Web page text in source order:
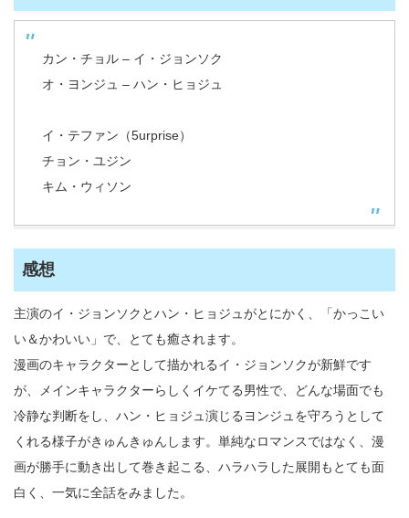
カン・チョル – イ・ジョンソク
オ・ヨンジュ – ハン・ヒョジュ
イ・テファン（5urprise）
チョン・ユジン
キム・ウィソン
感想
主演のイ・ジョンソクとハン・ヒョジュがとにかく、「かっこい
い＆かわいい」で、とても癒されます。
漫画のキャラクターとして描かれるイ・ジョンソクが新鮮です
が、メインキャラクターらしくイケてる男性で、どんな場面でも
冷静な判断をし、ハン・ヒョジュ演じるヨンジュを守ろうとして
くれる様子がきゅんきゅんします。単純なロマンスではなく、漫
画が勝手に動き出して巻き起こる、ハラハラした展開もとても面
白く、一気に全話をみました。